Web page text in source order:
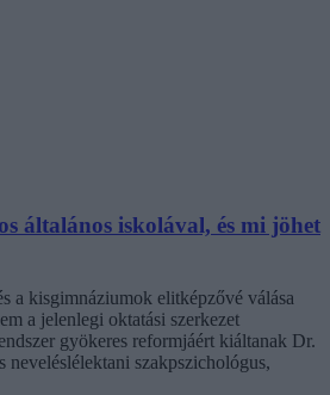
általános iskolával, és mi jöhet
a kisgimnáziumok elitképzővé válása
a jelenlegi oktatási szerkezet
gyökeres reformjáért kiáltanak Dr.
szakpszichológus,